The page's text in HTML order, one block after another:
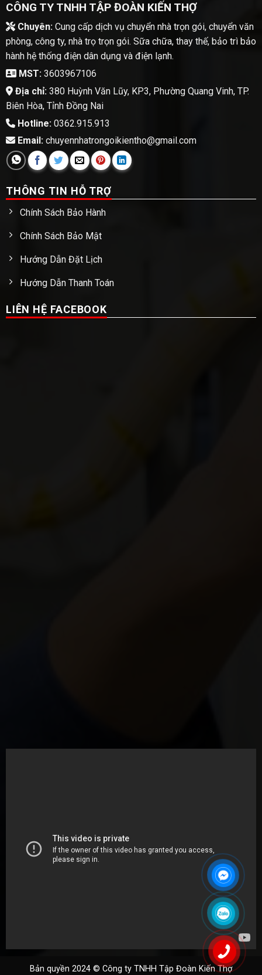
CÔNG TY TNHH TẬP ĐOÀN KIẾN THỢ
Chuyên:Cung cấp dịch vụ chuyển nhà trọn gói, chuyển văn
phòng, công ty, nhà trọ trọn gói. Sữa chữa, thay thế, bảo trì bảo
hành hệ thống điện dân dụng và điện lạnh.
MST:3603967106
Địa chỉ:380 Huỳnh Văn Lũy, KP3, Phường Quang Vinh, TP.
Biên Hòa, Tỉnh Đồng Nai
Hotline:0362.915.913
Email:chuyennhatrongoikientho@gmail.com
THÔNG TIN HỖ TRỢ
Chính Sách Bảo Hành
Chính Sách Bảo Mật
Hướng Dẫn Đặt Lịch
Hướng Dẫn Thanh Toán
LIÊN HỆ FACEBOOK
Bản quyền 2024 © Công ty TNHH Tập Đoàn Kiến Thợ